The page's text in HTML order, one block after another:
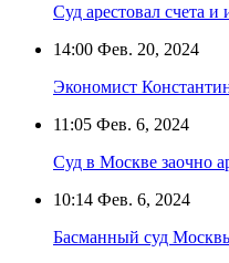
Суд арестовал счета
14:00 Фев. 20, 2024
Экономист
11:05 Фев. 6, 2024
Суд в Москве заочно
10:14 Фев. 6, 2024
Басманный суд